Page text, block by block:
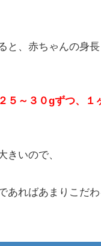
と、赤ちゃんの身
５～３０gずつ、１
きいので、
あればあまりこだ